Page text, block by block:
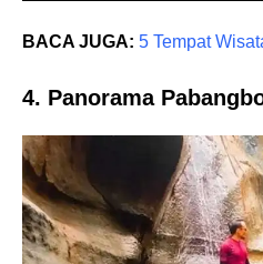
BACA JUGA: 5 Tempat
4. Panorama